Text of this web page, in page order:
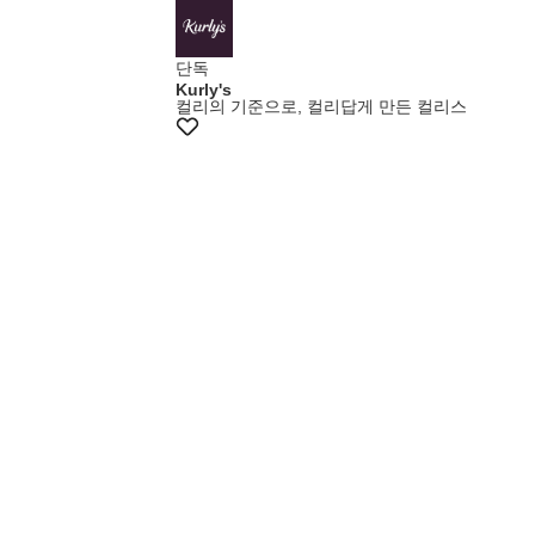
단독
Kurly's
컬리의 기준으로, 컬리답게 만든 컬리스